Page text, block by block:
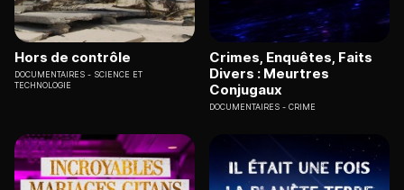
Hors de contrôle
DOCUMENTAIRES
SCIENCE ET
TECHNOLOGIE
Crimes, Enquêtes, Faits
Divers : Meurtres
Conjugaux
DOCUMENTAIRES CRIME